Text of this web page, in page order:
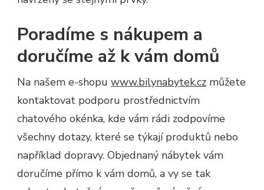
Poradíme s nákupem a
doručíme až k vám domů
Na našem e-shopu www.bilynabytek.cz můžete
kontaktovat podporu prostřednictvím
chatového okénka, kde vám rádi zodpovíme
všechny dotazy, které se týkají produktů nebo
například dopravy. Objednaný nábytek vám
doručíme přímo k vám domů, a vy se tak